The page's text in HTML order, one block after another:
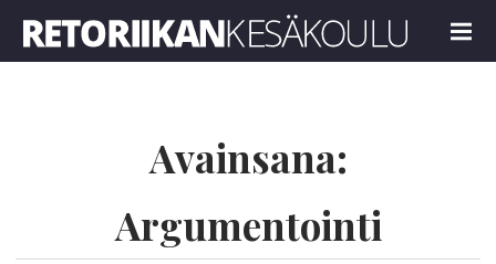
MENU
Avainsana:
Argumentointi